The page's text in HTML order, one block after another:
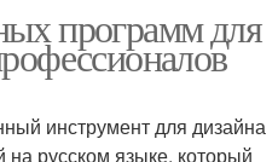
программ для
инструмент для дизайна
на русском языке, который